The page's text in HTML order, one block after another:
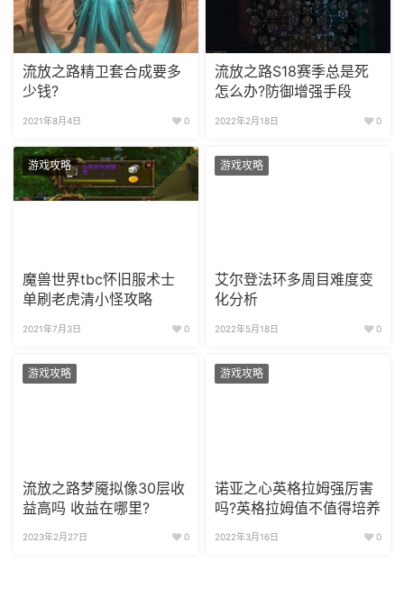
流放之路精卫套合成要多
少钱?
2021年8月4日 0
流放之路S18赛季总是死
怎么办?防御增强手段
2022年2月18日 0
游戏攻略
魔兽世界tbc怀旧服术士
单刷老虎清小怪攻略
2021年7月3日 0
游戏攻略
艾尔登法环多周目难度变
化分析
2022年5月18日 0
游戏攻略
流放之路梦魇拟像30层收
益高吗 收益在哪里?
2023年2月27日 0
游戏攻略
诺亚之心英格拉姆强厉害
吗?英格拉姆值不值得培养
2022年3月16日 0